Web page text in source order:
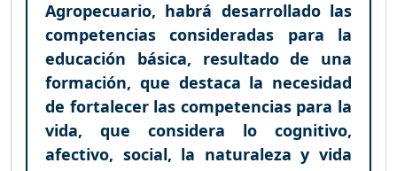
Agropecuario, habrá desarrollado las
competencias consideradas para la
educación básica, resultado de una
formación, que destaca la necesidad
de fortalecer las competencias para la
vida, que considera lo cognitivo,
afectivo, social, la naturaleza y vida